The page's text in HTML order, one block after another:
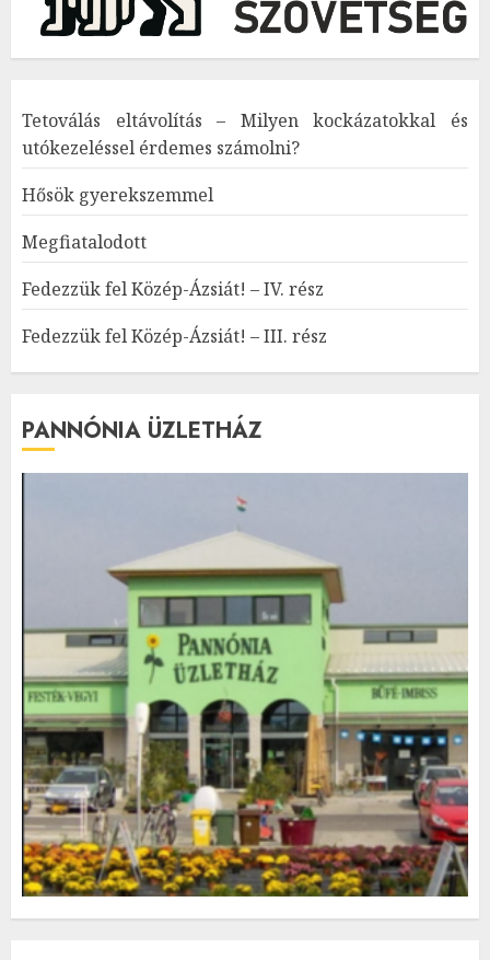
Tetoválás eltávolítás – Milyen kockázatokkal és
utókezeléssel érdemes számolni?
Hősök gyerekszemmel
Megfiatalodott
Fedezzük fel Közép-Ázsiát! – IV. rész
Fedezzük fel Közép-Ázsiát! – III. rész
PANNÓNIA ÜZLETHÁZ